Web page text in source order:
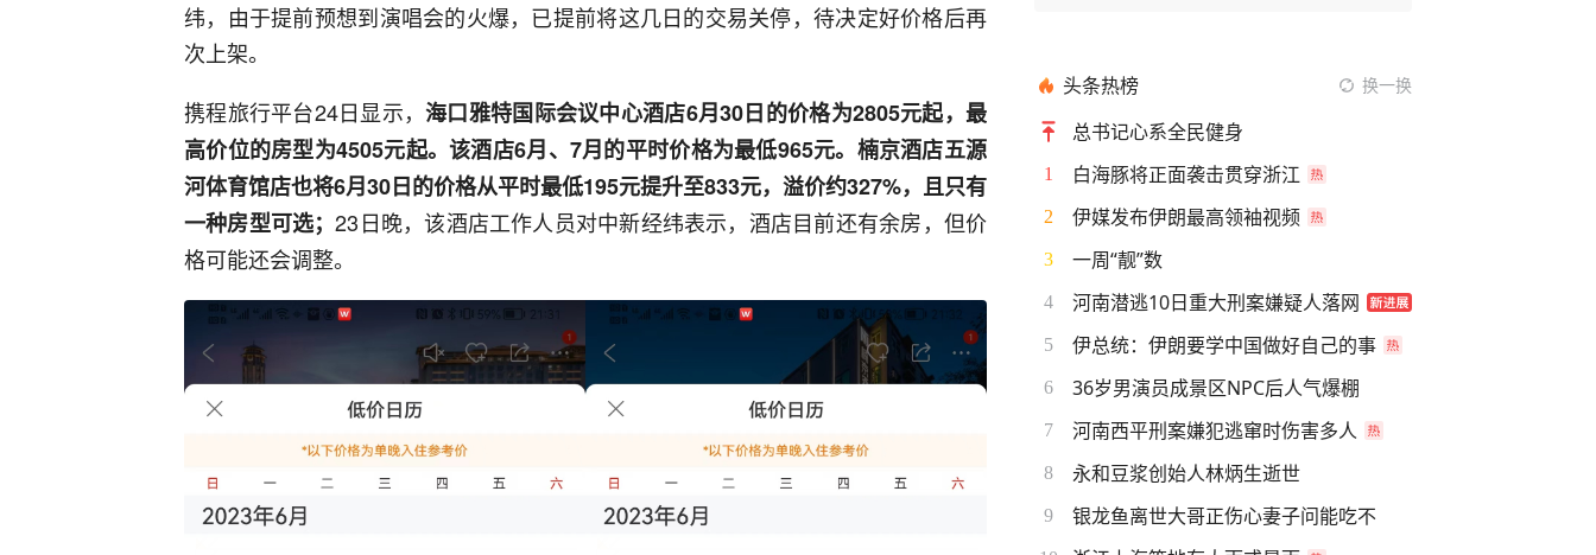
纬，由于提前预想到演唱会的火爆，已提前将这几日的交易关停，待决定好价格后再
次上架。
携程旅行平台24日显示，海口雅特国际会议中心酒店6月30日的价格为2805元起，最
高价位的房型为4505元起。该酒店6月、7月的平时价格为最低965元。楠京酒店五源
河体育馆店也将6月30日的价格从平时最低195元提升至833元，溢价约327%，且只有
一种房型可选；23日晚，该酒店工作人员对中新经纬表示，酒店目前还有余房，但价
格可能还会调整。
头条热榜 换一换
总书记心系全民健身
1 白海豚将正面袭击贯穿浙江
2 伊媒发布伊朗最高领袖视频
3 一周“靓”数
4 河南潜逃10日重大刑案嫌疑人落网
5 伊总统：伊朗要学中国做好自己的事
6 36岁男演员成景区NPC后人气爆棚
7 河南西平刑案嫌犯逃窜时伤害多人
8 永和豆浆创始人林炳生逝世
9 银龙鱼离世大哥正伤心妻子问能吃不